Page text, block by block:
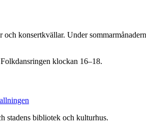
konsertkvällar. Under
klockan 16–18.
stadens bibliotek och kulturhus.